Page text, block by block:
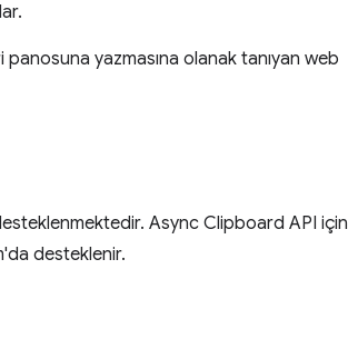
yazmasına olanak tanıyan web
Async Clipboard API için
desteklenir.